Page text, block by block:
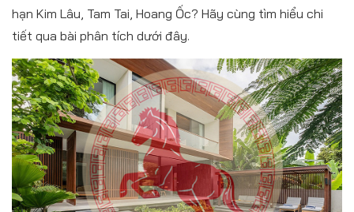
hạn Kim Lâu, Tam Tai, Hoang Ốc? Hãy cùng tìm hiểu chi
tiết qua bài phân tích dưới đây.